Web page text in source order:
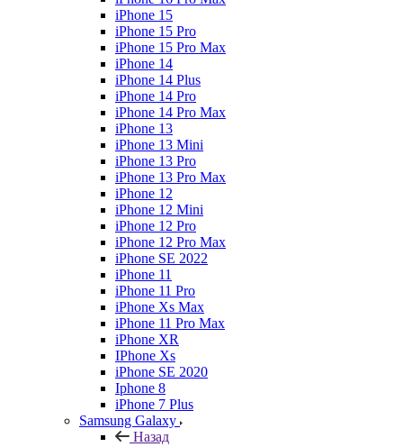
iPhone 15
iPhone 15 Pro
iPhone 15 Pro Max
iPhone 14
iPhone 14 Plus
iPhone 14 Pro
iPhone 14 Pro Max
iPhone 13
iPhone 13 Mini
iPhone 13 Pro
iPhone 13 Pro Max
iPhone 12
iPhone 12 Mini
iPhone 12 Pro
iPhone 12 Pro Max
iPhone SE 2022
iPhone 11
iPhone 11 Pro
iPhone Xs Max
iPhone 11 Pro Max
iPhone XR
IPhone Xs
iPhone SE 2020
Iphone 8
iPhone 7 Plus
Samsung Galaxy
Назад